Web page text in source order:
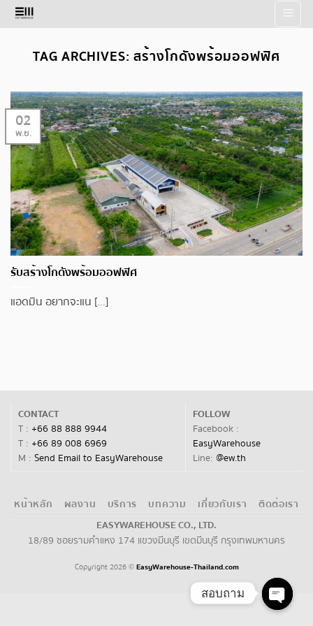
Skip
to
contentTAG ARCHIVES:สร้างโกดังพร้อมออฟฟิศ
รับสร้างโกดังพร้อมออฟฟิศ
แอดมิน อยากจะแน [...]
02
พ.ย.
CONTACT
T : +66 88 888 9944
T : +66 89 008 6969
M : Send Email to EasyWarehouse
FOLLOW
Facebook :
EasyWarehouse
Line: @ew.th
หน้าหลัก ผลงาน บริการ บทความ เกี่ยวกับเรา ติดต่อเรา
EASYWAREHOUSE CO., LTD.
18/89 ซอยรามคำแหง 174 แขวงมีนบุรี เขตมีนบุรี กรุงเทพมหานคร
Copyright 2026 © EasyWarehouse-Thailand.com
สอบถาม